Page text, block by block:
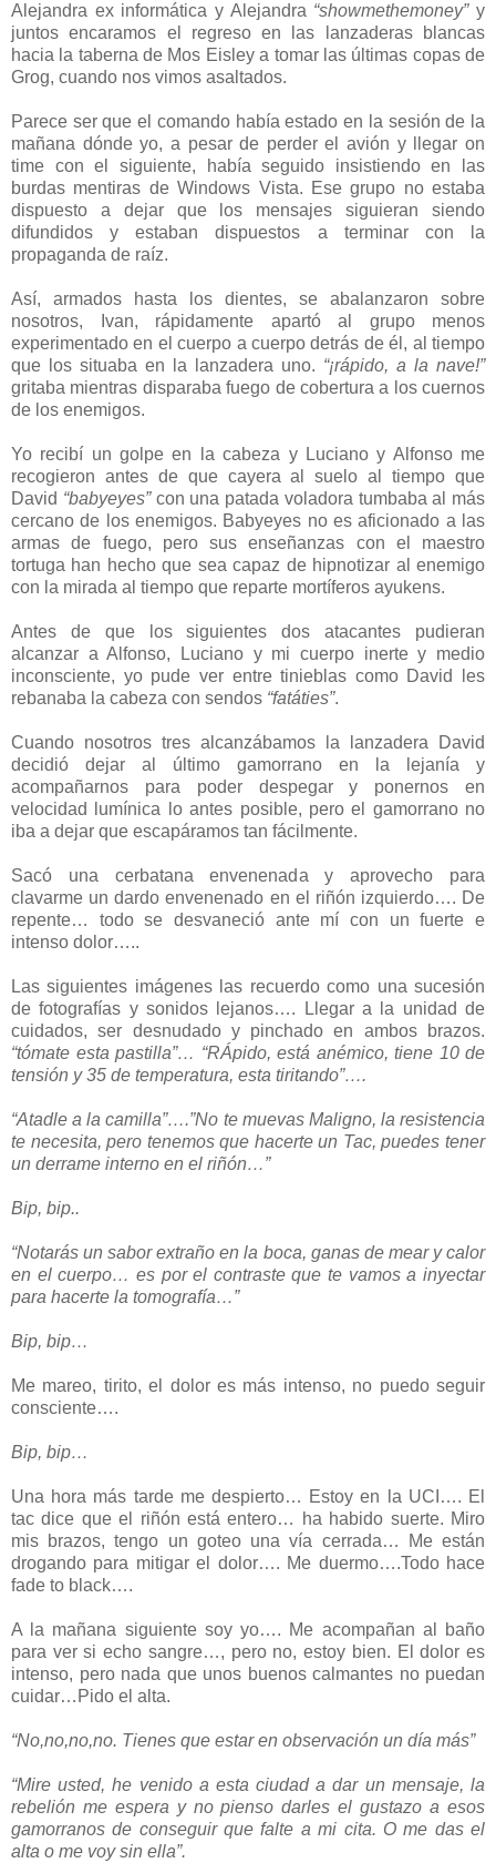
Alejandra ex informática y Alejandra “showmethemoney”y
juntos encaramos el regreso en las lanzaderas blancas
hacia la taberna de Mos Eisley a tomar las últimas copas de
Grog, cuando nos vimos asaltados.
Parece ser que el comando había estado en la sesión de la
mañana dónde yo, a pesar de perder el avión y llegar on
time con el siguiente, había seguido insistiendo en las
burdas mentiras de Windows Vista. Ese grupo no estaba
dispuesto a dejar que los mensajes siguieran siendo
difundidos y estaban dispuestos a terminar con la
propaganda de raíz.
Así, armados hasta los dientes, se abalanzaron sobre
nosotros, Ivan, rápidamente apartó al grupo menos
experimentado en el cuerpo a cuerpo detrás de él, al tiempo
que los situaba en la lanzadera uno. “¡rápido, a la nave!”
gritaba mientras disparaba fuego de cobertura a los cuernos
de los enemigos.
Yo recibí un golpe en la cabeza y Luciano y Alfonso me
recogieron antes de que cayera al suelo al tiempo que
David “babyeyes”con una patada voladora tumbaba al más
cercano de los enemigos. Babyeyes no es aficionado a las
armas de fuego, pero sus enseñanzas con el maestro
tortuga han hecho que sea capaz de hipnotizar al enemigo
con la mirada al tiempo que reparte mortíferos ayukens.
Antes de que los siguientes dos atacantes pudieran
alcanzar a Alfonso, Luciano y mi cuerpo inerte y medio
inconsciente, yo pude ver entre tinieblas como David les
rebanaba la cabeza con sendos “fatáties”.
Cuando nosotros tres alcanzábamos la lanzadera David
decidió dejar al último gamorrano en la lejanía y
acompañarnos para poder despegar y ponernos en
velocidad lumínica lo antes posible, pero el gamorrano no
iba a dejar que escapáramos tan fácilmente.
Sacó una cerbatana envenenada y aprovecho para
clavarme un dardo envenenado en el riñón izquierdo…. De
repente… todo se desvaneció ante mí con un fuerte e
intenso dolor…..
Las siguientes imágenes las recuerdo como una sucesión
de fotografías y sonidos lejanos…. Llegar a la unidad de
cuidados, ser desnudado y pinchado en ambos brazos.
“tómate esta pastilla”… “RÁpido, está anémico, tiene 10 de
tensión y 35 de temperatura, esta tiritando”….
“Atadle a la camilla”….”No te muevas Maligno, la resistencia
te necesita, pero tenemos que hacerte un Tac, puedes tener
un derrame interno en el riñón…”
Bip, bip..
“Notarás un sabor extraño en la boca, ganas de mear y calor
en el cuerpo… es por el contraste que te vamos a inyectar
para hacerte la tomografía…”
Bip, bip…
Me mareo, tirito, el dolor es más intenso, no puedo seguir
consciente….
Bip, bip…
Una hora más tarde me despierto… Estoy en la UCI…. El
tac dice que el riñón está entero… ha habido suerte. Miro
mis brazos, tengo un goteo una vía cerrada… Me están
drogando para mitigar el dolor…. Me duermo….Todo hace
fade to black….
A la mañana siguiente soy yo…. Me acompañan al baño
para ver si echo sangre…, pero no, estoy bien. El dolor es
intenso, pero nada que unos buenos calmantes no puedan
cuidar…Pido el alta.
“No,no,no,no. Tienes que estar en observación un día más”
“Mire usted, he venido a esta ciudad a dar un mensaje, la
rebelión me espera y no pienso darles el gustazo a esos
gamorranos de conseguir que falte a mi cita. O me das el
alta o me voy sin ella”.